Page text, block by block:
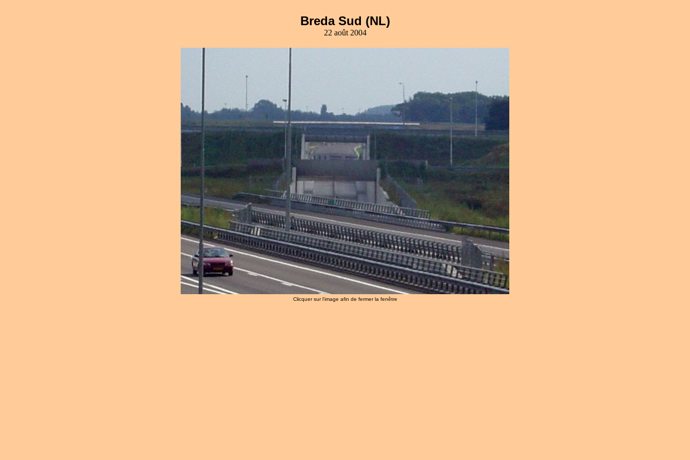
Breda Sud (NL)
22 août 2004
Clicquer sur l'image afin de fermer la fenêtre